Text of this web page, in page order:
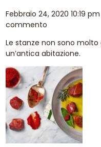
Febbraio 24, 2020 10:19 pm
commento
Le stanze non sono
un’antica abitazione.